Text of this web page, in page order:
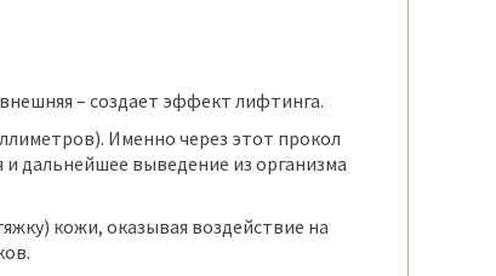
– создает эффект лифтинга.
Именно через этот прокол
дальнейшее выведение из организма
кожи, оказывая воздействие на